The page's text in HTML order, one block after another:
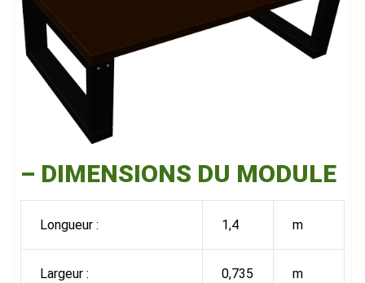
– DIMENSIONS DU MODULE
Longueur : 1,4 m
Largeur : 0,735 m